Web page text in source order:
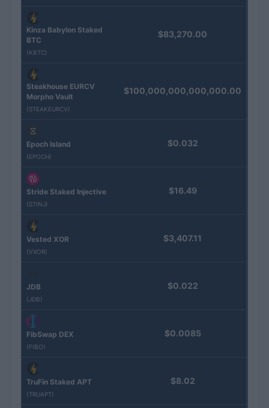
Kinza Babylon Staked
BTC
(KBTC)
$83,270.00
Steakhouse EURCV
Morpho Vault
(STEAKEURCV)
$100,000,000,000,000.00
Epoch Island
(EPOCH)
$0.032
Stride Staked Injective
(STINJ)
$16.49
Vested XOR
(VXOR)
$3,407.11
JDB
(JDB)
$0.022
FibSwap DEX
(FIBO)
$0.0085
TruFin Staked APT
(TRUAPT)
$8.02